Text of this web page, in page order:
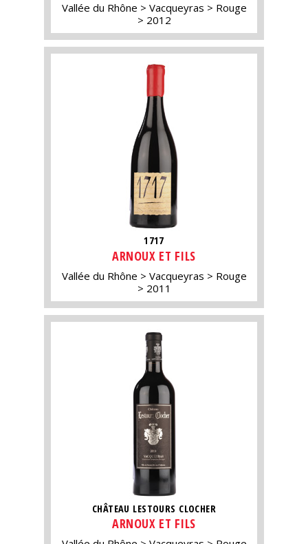
Vallée du Rhône Vacqueyras
Rouge
2012
1717
ARNOUX ET FILS
Vallée du Rhône Vacqueyras
Rouge
2011
CHÂTEAU LESTOURS CLOCHER
ARNOUX ET FILS